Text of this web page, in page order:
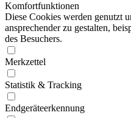
Komfortfunktionen
Diese Cookies werden genutzt
ansprechender zu gestalten,
des Besuchers.
Merkzettel
Statistik & Tracking
Endgeräteerkennung